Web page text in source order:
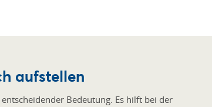
aufstellen
Bedeutung. Es hilft bei der